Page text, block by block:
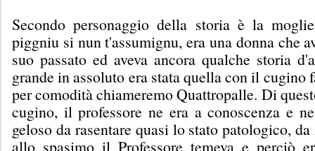
Secondo personaggio della storia è la
piggniu si nun t'assumignu, era una donna che
suo passato ed aveva ancora qualche storia
grande in assoluto era stata quella con il cugino
per comodità chiameremo Quattropalle. Di
cugino, il professore ne era a conoscenza e
geloso da rasentare quasi lo stato patologico,
allo spasimo il Professore temeva e perciò